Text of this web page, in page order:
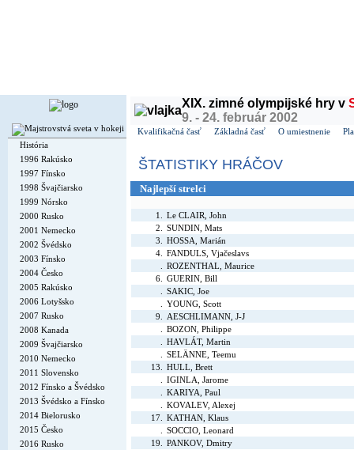
História
1996 Rakúsko
1997 Fínsko
1998 Švajčiarsko
1999 Nórsko
2000 Rusko
2001 Nemecko
2002 Švédsko
2003 Fínsko
2004 Česko
2005 Rakúsko
2006 Lotyšsko
2007 Rusko
2008 Kanada
2009 Švajčiarsko
2010 Nemecko
2011 Slovensko
2012 Fínsko a Švédsko
2013 Švédsko a Fínsko
2014 Bielorusko
2015 Česko
2016 Rusko
XIX. zimné olympijské hry v
9. - 24. február 2002
Kvalifikačná časť Základná časť O umiestnenie
ŠTATISTIKY HRÁČOV
Najlepší strelci
1.
Le CLAIR, John
2.
SUNDIN, Mats
3.
HOSSA, Marián
4.
FANDULS, Vjačeslavs
ROZENTHAL, Maurice
6.
GUERIN, Bill
SAKIC, Joe
YOUNG, Scott
9.
AESCHLIMANN, J-J
BOZON, Philippe
HAVLÁT, Martin
SELÄNNE, Teemu
13.
HULL, Brett
IGINLA, Jarome
KARIYA, Paul
KOVALEV, Alexej
17.
KATHAN, Klaus
SOCCIO, Leonard
19.
PANKOV, Dmitry